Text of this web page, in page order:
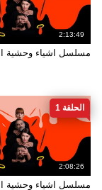
2:13:49
مسلسل اشياء وحشية
2:08:26
الحلقة 1
مسلسل اشياء وحشية